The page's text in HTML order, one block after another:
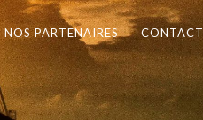
NOS PARTENAIRES CONTACT